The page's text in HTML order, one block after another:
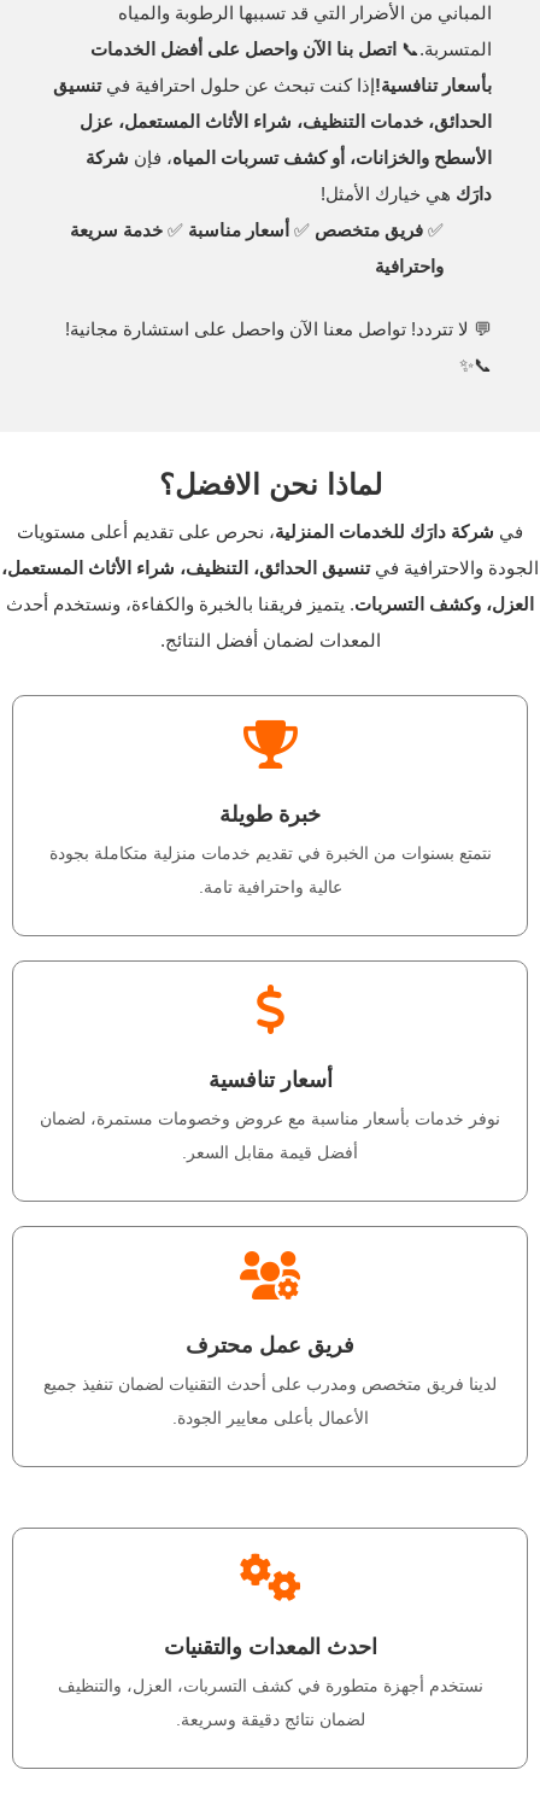
المباني من الأضرار التي قد تسببها الرطوبة والمياه
المتسربة.📞 اتصل بنا الآن واحصل على أفضل الخدمات
بأسعار تنافسية!إذا كنت تبحث عن حلول احترافية فيتنسيق
الحدائق، خدمات التنظيف، شراء الأثاث المستعمل، عزل
الأسطح والخزانات، أو كشف تسربات المياه، فإن شركة
دارَك هي خيارك الأمثل!
✅ فريق متخصص ✅ أسعار مناسبة ✅ خدمة سريعة
واحترافية
💬 لا تتردد! تواصل معنا الآن واحصل على استشارة مجانية!
📞✨
لماذا نحن الافضل؟
في شركة دارَك للخدمات المنزلية، نحرص على تقديم أعلى مستويات
الجودة والاحترافية فيتنسيق الحدائق، التنظيف، شراء الأثاث المستعمل،
العزل، وكشف التسربات. يتميز فريقنا بالخبرة والكفاءة، ونستخدم أحدث
المعدات لضمان أفضل النتائج.
خبرة طويلة
نتمتع بسنوات من الخبرة في تقديم خدمات منزلية متكاملة بجودة
عالية واحترافية تامة.
أسعار تنافسية
نوفر خدمات بأسعار مناسبة مع عروض وخصومات مستمرة، لضمان
أفضل قيمة مقابل السعر.
فريق عمل محترف
لدينا فريق متخصص ومدرب على أحدث التقنيات لضمان تنفيذ جميع
الأعمال بأعلى معايير الجودة.
احدث المعدات والتقنيات
نستخدم أجهزة متطورة في كشف التسربات، العزل، والتنظيف
لضمان نتائج دقيقة وسريعة.